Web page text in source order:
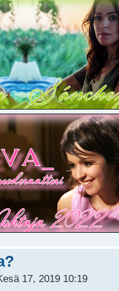
17, 2019 10:19